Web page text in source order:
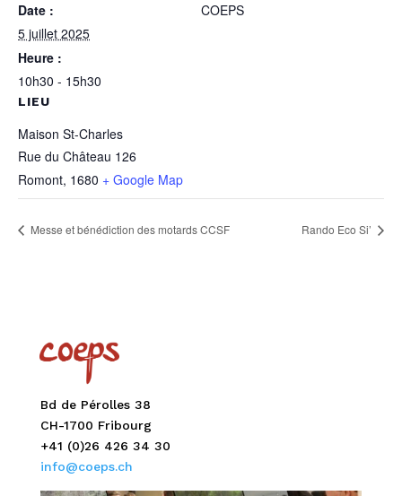
Date :
5 juillet 2025
Heure :
10h30 - 15h30
LIEU
Maison St-Charles
Rue du Château 126
Romont, 1680 + Google Map
COEPS
Messe et bénédiction des motards CCSF Rando Eco Si’
Bd de Pérolles 38
CH-1700 Fribourg
+41 (0)26 426 34 30
info@coeps.ch